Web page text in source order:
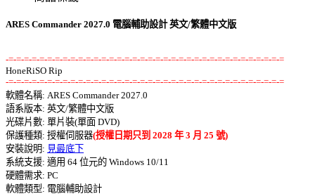
ARES Commander 2027.0 電腦輔助設計 英文/繁體中文版
-=-=-=-=-=-=-=-=-=-=-=-=-=-=-=-=-=-=-=-=-=-=-=-=-=-=-=-=-=-=-=-=-=-=-=-=
-=-=-=-=-=-=-=-=-=-=-=-=-=-=-=-=-=-=-=-=-=-=-=-=-=-=-=-=-=-=-=-=-=-=-=-=
軟體名稱: ARES Commander 2027.0
語系版本: 英文/繁體中文版
光碟片數: 單片裝(單面 DVD)
保護種類: 授權伺服器(授權日期只到 2028 年 3 月 25 號)
安裝說明: 見最底下
系統支援: 適用 64 位元的 Windows 10/11
硬體需求: PC
軟體類型: 電腦輔助設計